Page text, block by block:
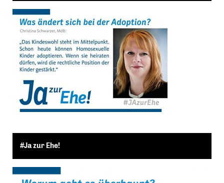
#Ja zur Ehe!